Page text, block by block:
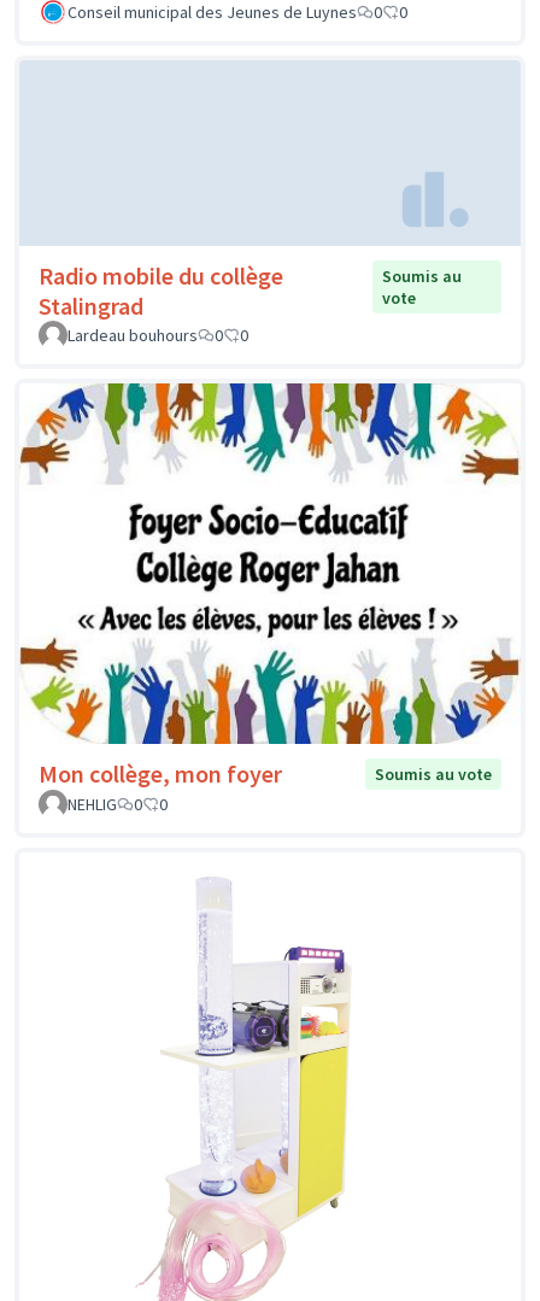
Conseil municipal des Jeunes de Luynes
0 0
Radio mobile du collège
Stalingrad
Soumis au
vote
Lardeau bouhours
0 0
Mon collège, mon foyer
Soumis au vote
NEHLIG
0 0